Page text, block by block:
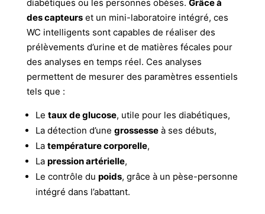
diabétiques ou les personnes obèses. Grâce à
des capteurset un mini-laboratoire intégré, ces
WC intelligents sont capables de réaliser des
prélèvements d’urine et de matières fécales pour
des analyses en temps réel. Ces analyses
permettent de mesurer des paramètres essentiels
tels que :
Le taux de glucose, utile pour les diabétiques,
La détection d’une grossesseà ses débuts,
La température corporelle,
La pression artérielle,
Le contrôle du poids, grâce à un pèse-personne
intégré dans l’abattant.